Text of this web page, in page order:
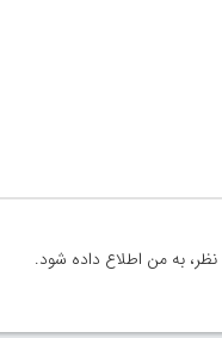
نظر، به من اطلاع داده شود.